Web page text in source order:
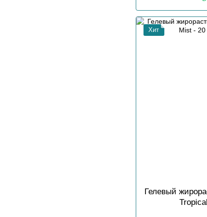
Хит
Гелевый